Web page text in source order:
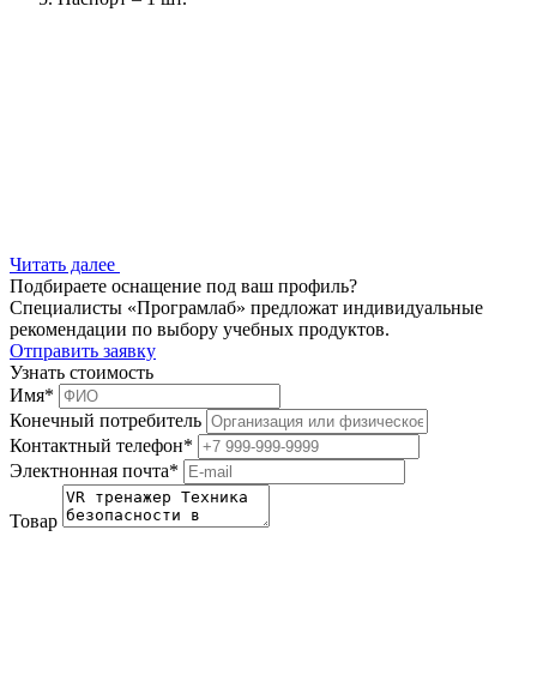
Читать далее
Подбираете оснащение под ваш профиль?
Специалисты «Програмлаб» предложат индивидуальные
рекомендации по выбору учебных продуктов.
Отправить заявку
Узнать стоимость
Имя*
Конечный потребитель
Контактный телефон*
Электнонная почта*
Товар